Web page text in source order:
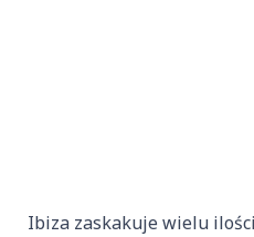
Ibiza zaskakuje wielu